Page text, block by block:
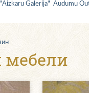
Galerija" Audumu
мебели